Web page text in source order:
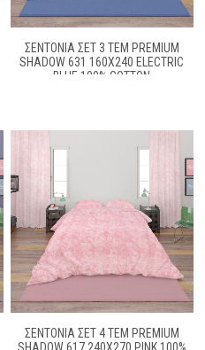
ΣΕΝΤΌΝΙΑ ΣΕΤ 3 ΤΕΜ PREMIUM
SHADOW 631 160X240 ELECTRIC
BLUE 100% COTTON
ΣΕΝΤΌΝΙΑ ΣΕΤ 4 ΤΕΜ PREMIUM